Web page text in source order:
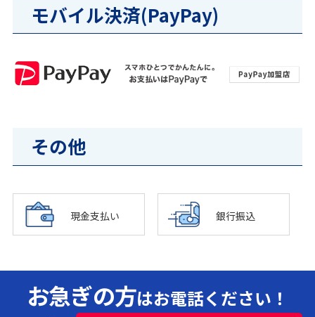
モバイル決済(PayPay)
その他
現金支払い 銀行振込
お急ぎの方はお電話ください！